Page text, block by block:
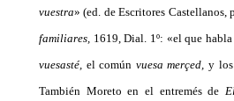
vuestra» (ed. de Escritores Castellanos,
familiares, 1619, Dial. 1º: «el que
vuesasté, el común vuesa merçed,y
También Moreto en el entremés de